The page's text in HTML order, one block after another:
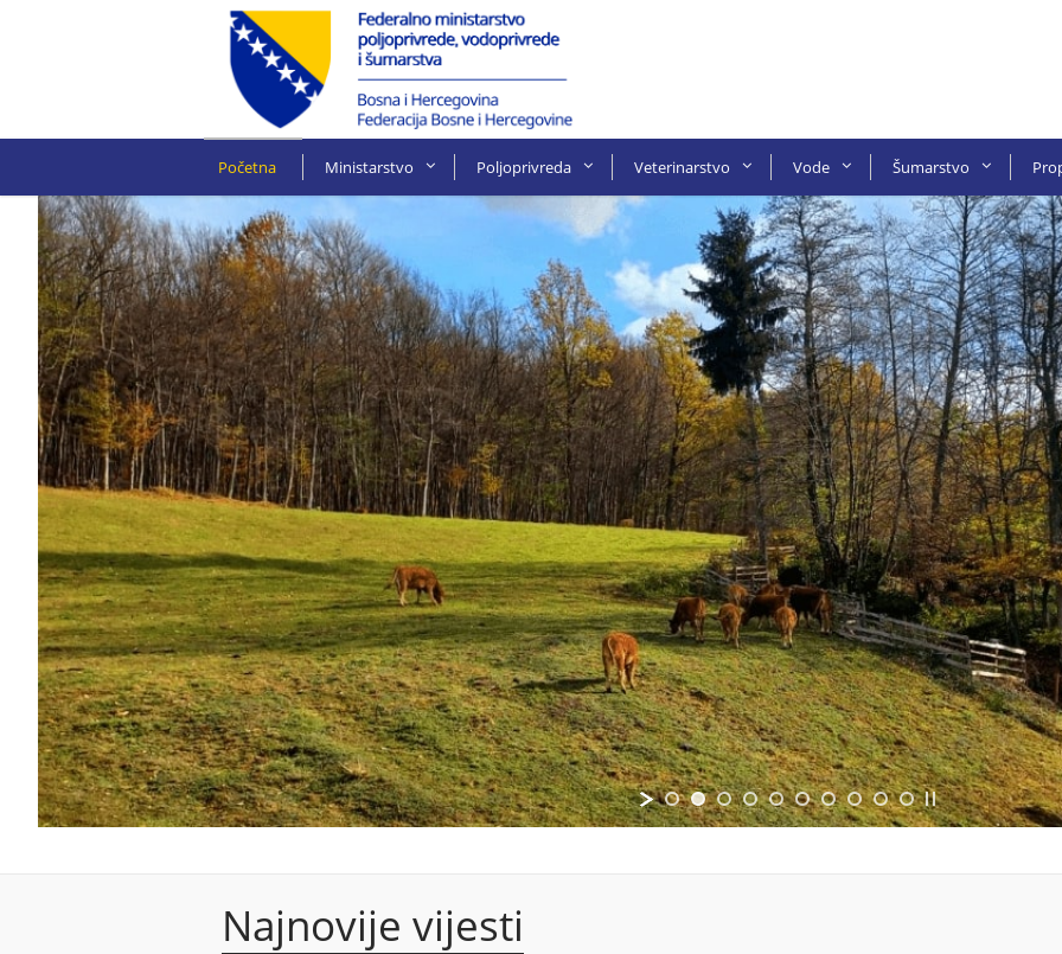
Početna Ministarstvo Poljoprivreda Veterinarstvo Vode Šumarstvo
Najnovije vijesti